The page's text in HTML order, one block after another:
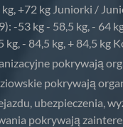
kg, +72 kg Juniorki /
-53 kg - 58,5 kg, - 64
kg, - 84,5 kg, + 84,5 kg
pokrywają
pokrywają
ubezpieczenia,
pokrywają